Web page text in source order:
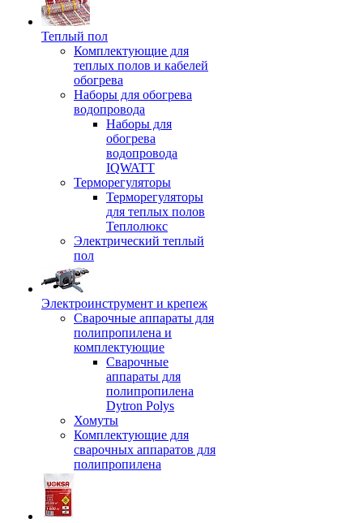
Теплый пол
Комплектующие для
теплых полов и кабелей
обогрева
Наборы для обогрева
водопровода
Наборы для
обогрева
водопровода
IQWATT
Терморегуляторы
Терморегуляторы
для теплых полов
Теплолюкс
Электрический теплый
пол
Электроинструмент и крепеж
Сварочные аппараты для
полипропилена и
комплектующие
Сварочные
аппараты для
полипропилена
Dytron Polys
Хомуты
Комплектующие для
сварочных аппаратов для
полипропилена